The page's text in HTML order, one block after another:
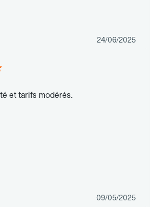
24/06/2025
et tarifs modérés.
09/05/2025